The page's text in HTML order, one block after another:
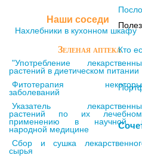
Наши соседи
Нахлебники в кухонном шкафу
Зеленая аптека
"Употребление
растений в диетическом питании
Фитотерапия
заболеваний
Указатель
растений по их
применению в научной
народной медицине
Сбор и сушка
сырья
Кто